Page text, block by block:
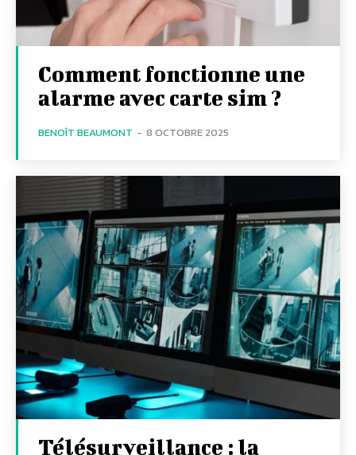
Comment fonctionne une
alarme avec carte sim ?
BENOÎT BEAUMONT - 8 OCTOBRE 2025
Télésurveillance : la